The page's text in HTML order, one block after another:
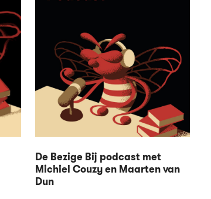
De Bezige Bij podcast met
Michiel Couzy en Maarten van
Dun